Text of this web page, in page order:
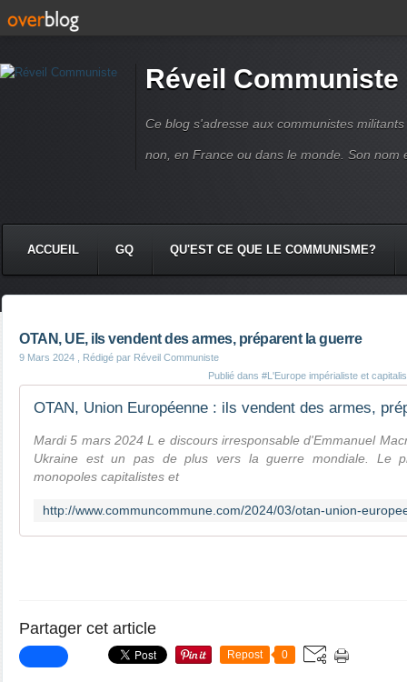
Réveil Communiste
Ce blog s'adresse aux communistes
non, en France ou dans le monde. Son nom
ACCUEIL GQ QU'EST CE QUE LE COMMUNISME?
OTAN, UE, ils vendent des armes, préparent la guerre
9 Mars 2024 , Rédigé par Réveil Communiste
Publié dans #L'Europe impérialiste et
Mardi 5 mars 2024 L e discours irresponsable d'Emmanuel
Ukraine est un pas de plus vers la guerre mondiale. Le
monopoles capitalistes et
Partager cet article
Repost 0